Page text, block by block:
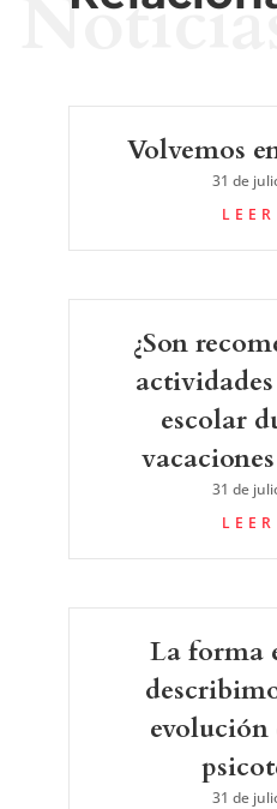
Volvemos
31 de
¿Son
escolar
31 de
La forma
31 de